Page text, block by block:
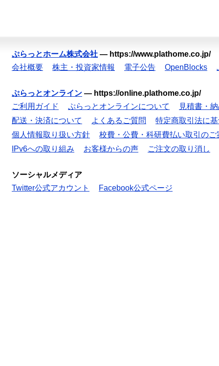
ぷらっとホーム株式会社 — https://www.plathome.co.jp/
会社概要
株主・投資家情報 電子公告 OpenBlocks
ぷらっとオンライン — https://online.plathome.co.jp/
ご利用ガイド
ぷらっとオンラインについて
見積書・
配送・決済について
よくあるご質問
特定商取引法に
個人情報取り扱い方針
校費・公費・科研費払い取引のご
IPv6への取り組み
お客様からの声 ご注文の取り消し
ソーシャルメディア
Twitter公式アカウント
Facebook公式ページ